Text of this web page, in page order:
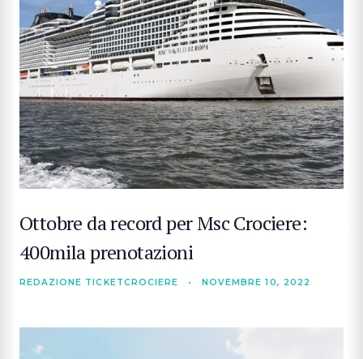
Ottobre da record per Msc Crociere:
400mila prenotazioni
REDAZIONE TICKETCROCIERE • NOVEMBRE 10, 2022